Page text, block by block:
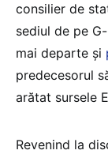
consilier de
sediul de pe
mai departe și
predecesorul
arătat sursele
Revenind la